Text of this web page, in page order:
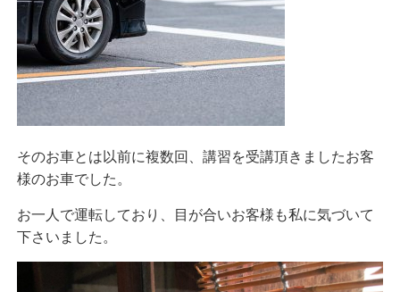
そのお車とは以前に複数回、講習を受講頂きましたお客
様のお車でした。
お一人で運転しており、目が合いお客様も私に気づいて
下さいました。